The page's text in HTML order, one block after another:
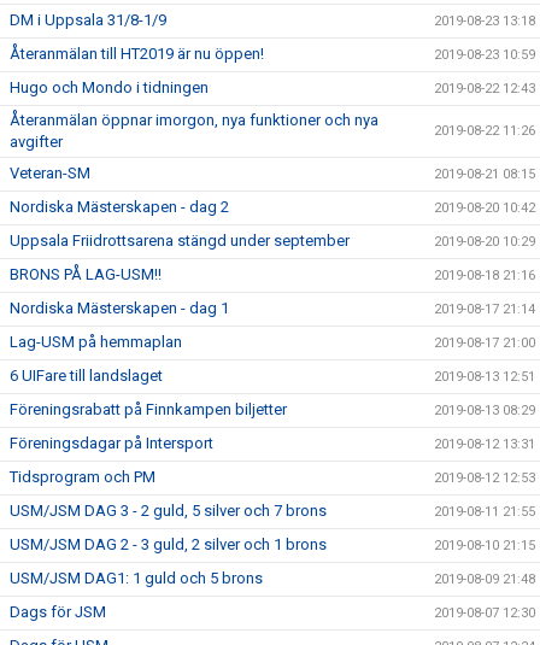
DM i Uppsala 31/8-1/9 2019-08-23 13:18
Återanmälan till HT2019 är nu öppen! 2019-08-23 10:59
Hugo och Mondo i tidningen 2019-08-22 12:43
Återanmälan öppnar imorgon, nya funktioner och nya
avgifter
2019-08-22 11:26
Veteran-SM 2019-08-21 08:15
Nordiska Mästerskapen - dag 2 2019-08-20 10:42
Uppsala Friidrottsarena stängd under september 2019-08-20 10:29
BRONS PÅ LAG-USM!! 2019-08-18 21:16
Nordiska Mästerskapen - dag 1 2019-08-17 21:14
Lag-USM på hemmaplan 2019-08-17 21:00
6 UIFare till landslaget 2019-08-13 12:51
Föreningsrabatt på Finnkampen biljetter 2019-08-13 08:29
Föreningsdagar på Intersport 2019-08-12 13:31
Tidsprogram och PM 2019-08-12 12:53
USM/JSM DAG 3 - 2 guld, 5 silver och 7 brons 2019-08-11 21:55
USM/JSM DAG 2 - 3 guld, 2 silver och 1 brons 2019-08-10 21:15
USM/JSM DAG1: 1 guld och 5 brons 2019-08-09 21:48
Dags för JSM 2019-08-07 12:30